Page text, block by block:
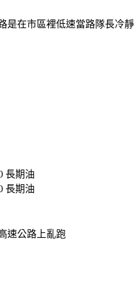
是在市區裡低速當路隊長冷靜
速公路上亂跑